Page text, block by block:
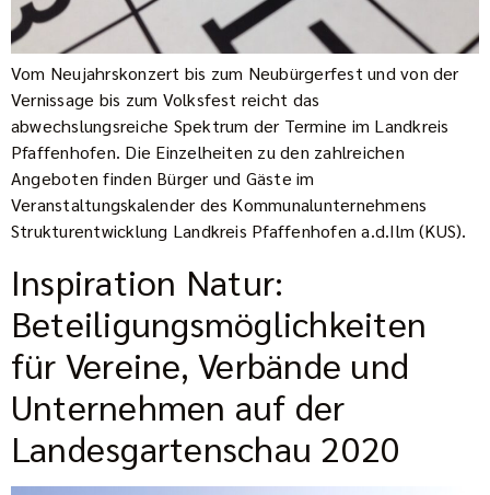
Vom Neujahrskonzert bis zum Neubürgerfest und von der
Vernissage bis zum Volksfest reicht das
abwechslungsreiche Spektrum der Termine im Landkreis
Pfaffenhofen. Die Einzelheiten zu den zahlreichen
Angeboten finden Bürger und Gäste im
Veranstaltungskalender des Kommunalunternehmens
Strukturentwicklung Landkreis Pfaffenhofen a.d.Ilm (KUS).
Inspiration Natur:
Beteiligungsmöglichkeiten
für Vereine, Verbände und
Unternehmen auf der
Landesgartenschau 2020